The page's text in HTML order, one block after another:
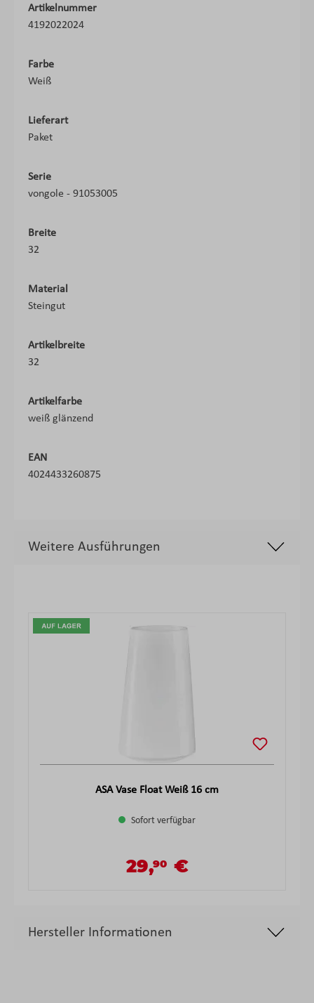
Artikelnummer
4192022024
Farbe
Weiß
Lieferart
Paket
Serie
vongole - 91053005
Breite
32
Material
Steingut
Artikelbreite
32
Artikelfarbe
weiß glänzend
EAN
4024433260875
Weitere Ausführungen
ASA Vase Float Weiß 16 cm
Sofort verfügbar
Regulärer Preis:
Verkaufspreis:
29,90 €
Hersteller Informationen